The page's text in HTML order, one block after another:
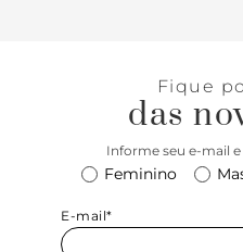
Fique
das
Informe seu e-mail
Feminino
E-mail*